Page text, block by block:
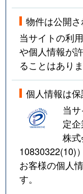
物件は公開
当サイトの利
や個人情報が
ることはありま
個人情報は
当
定
株式
10830322(10)
お客様の個人
す。